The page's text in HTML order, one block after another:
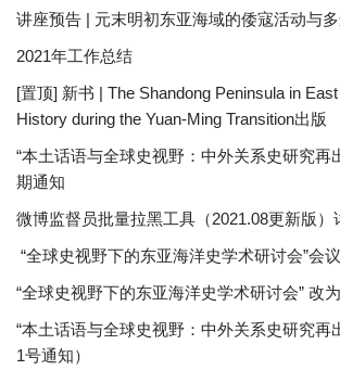
讲座预告 | 元末明初东亚海域的倭寇活动与
2021年工作总结
[置顶] 新书 | The Shandong Peninsula in
History during the Yuan-Ming Transition出版
“本土话语与全球史视野：中外关系史研究再
期通知
微博监督员批量拉黑工具（2021.08更新版）
“全球史视野下的东亚海洋史学术研讨会”会
“全球史视野下的东亚海洋史学术研讨会” 改
“本土话语与全球史视野：中外关系史研究再
1号通知）